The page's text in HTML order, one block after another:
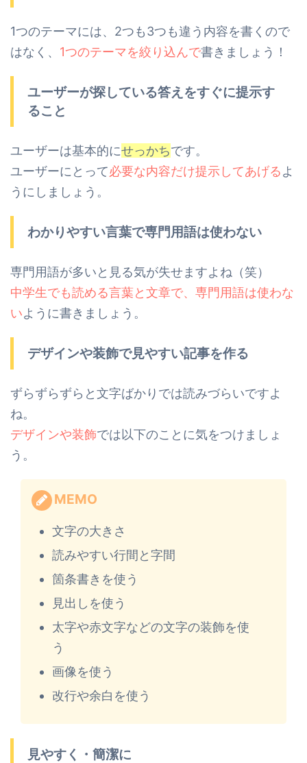
1つのテーマには、2つも3つも違う内容を書くので
はなく、 1つのテーマを絞り込んで書きましょう！
ユーザーが探している答えをすぐに提示す
ること
ユーザーは基本的にせっかちです。
ユーザーにとって必要な内容だけ提示してあげるよ
うにしましょう。
わかりやすい言葉で専門用語は使わない
専門用語が多いと見る気が失せますよね（笑）
中学生でも読める言葉と文章で、専門用語は使わな
いように書きましょう。
デザインや装飾で見やすい記事を作る
ずらずらずらと文字ばかりでは読みづらいですよ
ね。
デザインや装飾では以下のことに気をつけましょ
う。
MEMO
文字の大きさ
読みやすい行間と字間
箇条書きを使う
見出しを使う
太字や赤文字などの文字の装飾を使
う
画像を使う
改行や余白を使う
見やすく・簡潔に